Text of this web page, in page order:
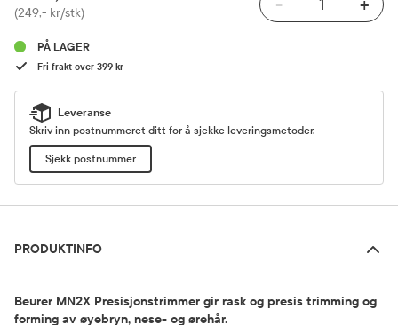
Pris
(249,- kr/stk) - +
PÅ LAGER
Fri frakt over 399 kr
Leveranse
Skriv inn postnummeret ditt for å sjekke leveringsmetoder.
Sjekk postnummer
PRODUKTINFO
Beurer MN2X Presisjonstrimmer gir rask og presis trimming og
forming av øyebryn, nese- og ørehår.